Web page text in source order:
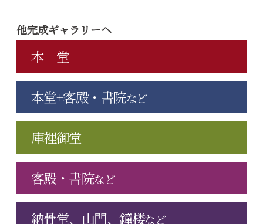
他完成ギャラリーへ
本 堂
本堂+客殿・書院など
庫裡御堂
客殿・書院など
納骨堂、山門、鐘楼など